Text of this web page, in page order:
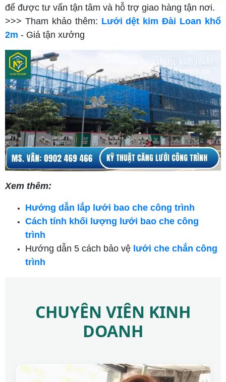
để được tư vấn tận tâm và hỗ trợ giao hàng tận nơi.
>>> Tham khảo thêm: Lưới dệt kim Đài Loan khổ
2m - Giá tận xưởng
Xem thêm:
Hướng dẫn lắp lưới bao che công trình
Cách tính khối lượng lưới bao che công
trình
Hướng dẫn 5 cách bảo vệ lưới che chắn công
trình
CHUYÊN VIÊN KINH
DOANH